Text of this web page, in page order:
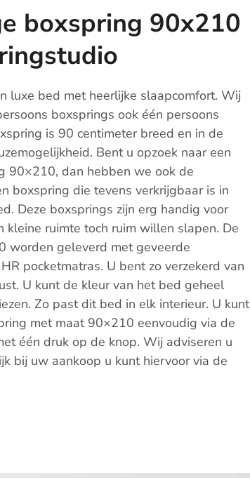
boxspring 90x210
luxe bed met heerlijke slaapcomfort. Wij
boxsprings ook één persoons
is 90 centimeter breed en in de
Bent u opzoek naar een
90×210, dan hebben we ook de
boxspring die tevens verkrijgbaar is in
Deze boxsprings zijn erg handig voor
kleine ruimte toch ruim willen slapen. De
worden geleverd met geveerde
pocketmatras. U bent zo verzekerd van
U kunt de kleur van het bed geheel
Zo past dit bed in elk interieur. U kunt
met maat 90×210 eenvoudig via de
één druk op de knop. Wij adviseren u
bij uw aankoop u kunt hiervoor via de
of langs komen in de showroom.
een offerte opstellen, zo kunnen we u